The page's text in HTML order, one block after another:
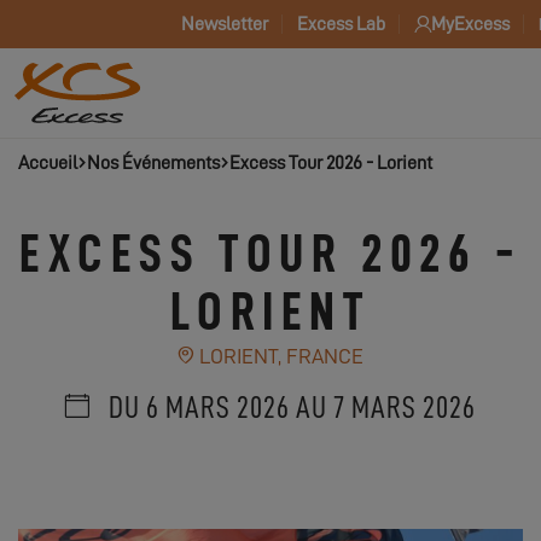
Newsletter Excess Lab MyExcess
Accueil Nos Événements Excess Tour 2026 - Lorient
EXCESS TOUR 2026 -
LORIENT
LORIENT, FRANCE
DU 6 MARS 2026 AU 7 MARS 2026